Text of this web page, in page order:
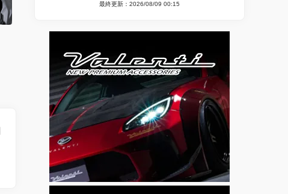
最終更新：2026/08/09 00:15